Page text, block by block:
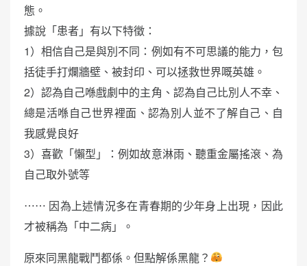
態。
據說「患者」有以下特徵：
1）相信自己是與別不同：例如有不可思議的能力，包
括徒手打爛牆壁、被封印、可以拯救世界嘅英雄。
2）認為自己喺戲劇中的主角、認為自己比別人不幸、
總是活喺自己世界裡面、認為別人並不了解自己、自
我感覺良好
3）喜歡「懶型」：例如故意淋雨、聽重金屬搖滾、為
自己取外號等
⋯⋯ 因為上述情況多在青春期的少年身上出現，因此
才被稱為「中二病」。
原來同黑龍戰鬥都係。但點解係黑龍？